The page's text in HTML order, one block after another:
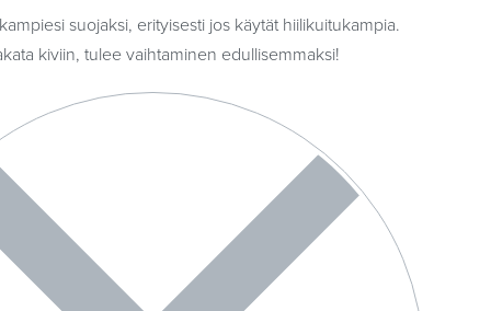
suojaksi, erityisesti jos käytät hiilikuitukampia.
kiviin, tulee vaihtaminen edullisemmaksi!